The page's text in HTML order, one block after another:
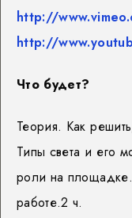
http://
http://
Что будет?
Теория. Как
Типы света и его
роли на
работе.2 ч.